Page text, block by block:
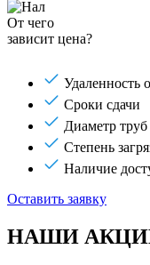
От чего
зависит цена?
Удаленность
Сроки сдачи
Диаметр труб
Степень
Наличие
Оставить заявку
НАШИ